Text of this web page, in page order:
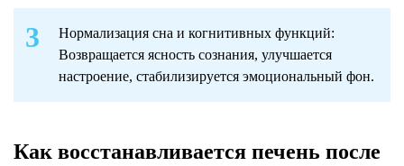
Нормализация сна и когнитивных функций:
Возвращается ясность сознания, улучшается
настроение, стабилизируется эмоциональный фон.
Как восстанавливается печень после